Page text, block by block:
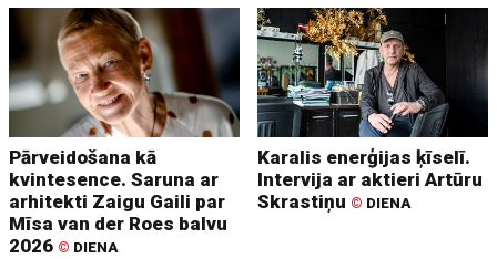
Pārveidošana kā
kvintesence. Saruna ar
arhitekti Zaigu Gaili par
Mīsa van der Roes balvu
2026 © DIENA
Karalis enerģijas ķīselī.
Intervija ar aktieri Artūru
Skrastiņu © DIENA